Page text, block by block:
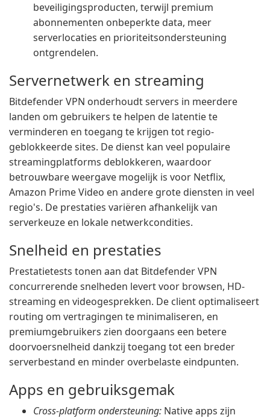
beveiligingsproducten, terwijl premium
abonnementen onbeperkte data, meer
serverlocaties en prioriteitsondersteuning
ontgrendelen.
Servernetwerk en streaming
Bitdefender VPN onderhoudt servers in meerdere
landen om gebruikers te helpen de latentie te
verminderen en toegang te krijgen tot regio-
geblokkeerde sites. De dienst kan veel populaire
streamingplatforms deblokkeren, waardoor
betrouwbare weergave mogelijk is voor Netflix,
Amazon Prime Video en andere grote diensten in veel
regio's. De prestaties variëren afhankelijk van
serverkeuze en lokale netwerkcondities.
Snelheid en prestaties
Prestatietests tonen aan dat Bitdefender VPN
concurrerende snelheden levert voor browsen, HD-
streaming en videogesprekken. De client optimaliseert
routing om vertragingen te minimaliseren, en
premiumgebruikers zien doorgaans een betere
doorvoersnelheid dankzij toegang tot een breder
serverbestand en minder overbelaste eindpunten.
Apps en gebruiksgemak
Cross-platform ondersteuning: Native apps zijn